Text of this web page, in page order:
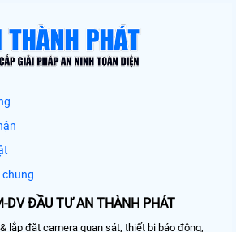
chung
DV ĐẦU TƯ AN THÀNH PHÁT
lắp đặt camera quan sát, thiết bị báo động,